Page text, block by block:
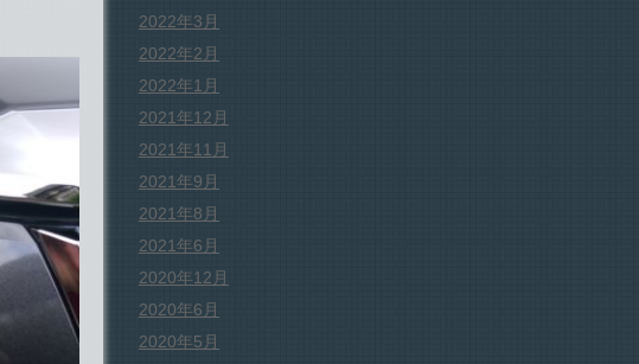
2022年3月
2022年2月
2022年1月
2021年12月
2021年11月
2021年9月
2021年8月
2021年6月
2020年12月
2020年6月
2020年5月